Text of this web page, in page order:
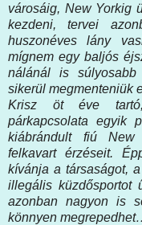
városáig, New Yorkig
kezdeni, tervei
huszonéves lány
mígnem egy baljós
nálánál is
sikerül megmenteniük
Krisz öt éve tartó,
párkapcsolata egyik
kiábrándult fiú New
felkavart érzéseit.
kívánja a társaságot,
illegális küzdősportot
azonban nagyon is
könnyen